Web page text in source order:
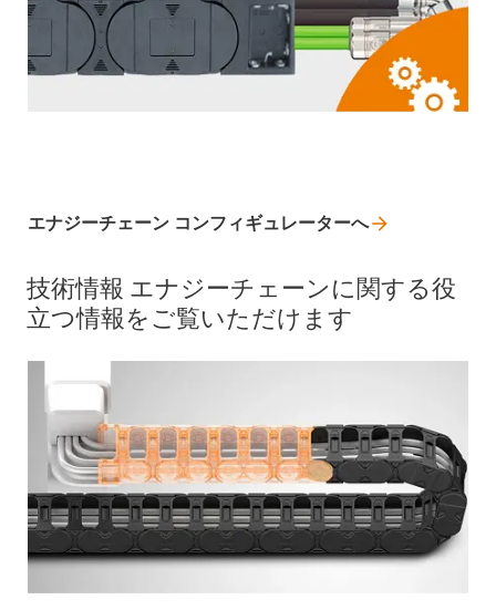
エナジーチェーン コンフィギュレーターへ
技術情報 エナジーチェーンに関する役
立つ情報をご覧いただけます